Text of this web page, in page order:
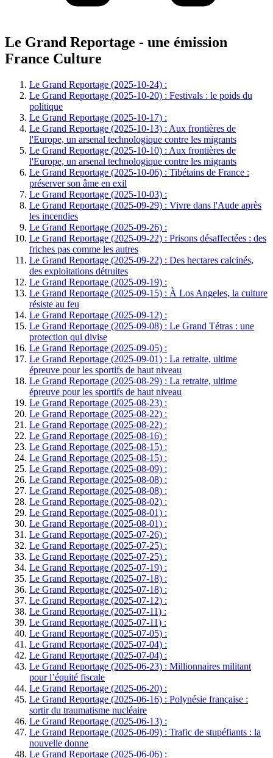
Le Grand Reportage - une émission
France Culture
Le Grand Reportage (2025-10-24) :
Le Grand Reportage (2025-10-20) : Festivals : le poids du
politique
Le Grand Reportage (2025-10-17) :
Le Grand Reportage (2025-10-13) : Aux frontières de
l'Europe, un arsenal technologique contre les migrants
Le Grand Reportage (2025-10-10) : Aux frontières de
l'Europe, un arsenal technologique contre les migrants
Le Grand Reportage (2025-10-06) : Tibétains de France :
préserver son âme en exil
Le Grand Reportage (2025-10-03) :
Le Grand Reportage (2025-09-29) : Vivre dans l'Aude après
les incendies
Le Grand Reportage (2025-09-26) :
Le Grand Reportage (2025-09-22) : Prisons désaffectées : des
friches pas comme les autres
Le Grand Reportage (2025-09-22) : Des hectares calcinés,
des exploitations détruites
Le Grand Reportage (2025-09-19) :
Le Grand Reportage (2025-09-15) : À Los Angeles, la culture
résiste au feu
Le Grand Reportage (2025-09-12) :
Le Grand Reportage (2025-09-08) : Le Grand Tétras : une
protection qui divise
Le Grand Reportage (2025-09-05) :
Le Grand Reportage (2025-09-01) : La retraite, ultime
épreuve pour les sportifs de haut niveau
Le Grand Reportage (2025-08-29) : La retraite, ultime
épreuve pour les sportifs de haut niveau
Le Grand Reportage (2025-08-23) :
Le Grand Reportage (2025-08-22) :
Le Grand Reportage (2025-08-22) :
Le Grand Reportage (2025-08-16) :
Le Grand Reportage (2025-08-15) :
Le Grand Reportage (2025-08-15) :
Le Grand Reportage (2025-08-09) :
Le Grand Reportage (2025-08-08) :
Le Grand Reportage (2025-08-08) :
Le Grand Reportage (2025-08-02) :
Le Grand Reportage (2025-08-01) :
Le Grand Reportage (2025-08-01) :
Le Grand Reportage (2025-07-26) :
Le Grand Reportage (2025-07-25) :
Le Grand Reportage (2025-07-25) :
Le Grand Reportage (2025-07-19) :
Le Grand Reportage (2025-07-18) :
Le Grand Reportage (2025-07-18) :
Le Grand Reportage (2025-07-12) :
Le Grand Reportage (2025-07-11) :
Le Grand Reportage (2025-07-11) :
Le Grand Reportage (2025-07-05) :
Le Grand Reportage (2025-07-04) :
Le Grand Reportage (2025-07-04) :
Le Grand Reportage (2025-06-23) : Millionnaires militant
pour l’équité fiscale
Le Grand Reportage (2025-06-20) :
Le Grand Reportage (2025-06-16) : Polynésie française :
sortir du traumatisme nucléaire
Le Grand Reportage (2025-06-13) :
Le Grand Reportage (2025-06-09) : Trafic de stupéfiants : la
nouvelle donne
Le Grand Reportage (2025-06-06) :